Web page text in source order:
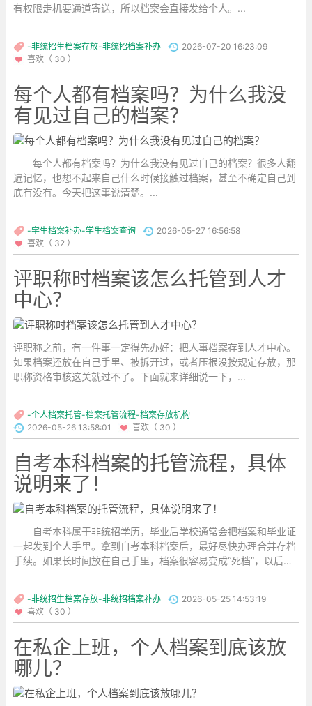
有权限走机要通道寄送，所以档案会直接发给个人。...
-非统招生档案存放-非统招档案补办
2026-07-20 16:23:09
喜欢（ 30 ）
每个人都有档案吗？为什么我没
有见过自己的档案？
每个人都有档案吗？为什么我没有见过自己的档案？很多人翻
遍记忆，也想不起来自己什么时候接触过档案，甚至不确定自己到
底有没有。今天把这事说清楚。...
-学生档案补办-学生档案查询
2026-05-27 16:56:58
喜欢（ 32 ）
评职称时档案该怎么托管到人才
中心？
评职称之前，有一件事一定得先办好：把人事档案存到人才中心。
如果档案还放在自己手里、被拆开过，或者压根没按规定存放，那
职称资格审核这关就过不了。下面就来详细说一下，...
-个人档案托管-档案托管流程-档案存放机构
2026-05-26 13:58:01
喜欢（ 30 ）
自考本科档案的托管流程，具体
说明来了！
自考本科属于非统招学历，毕业后学校通常会把档案和毕业证
一起发到个人手里。拿到自考本科档案后，最好尽快办理合并存档
手续。如果长时间放在自己手里，档案很容易变成“死档”，以后考
-非统招生档案存放-非统招档案补办
2026-05-25 14:53:19
喜欢（ 30 ）
在私企上班，个人档案到底该放
哪儿？